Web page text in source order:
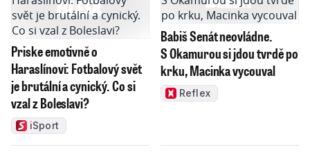
Priske emotivně o
Haraslínovi: Fotbalový svět
je brutální a cynický. Co si
vzal z Boleslavi?
iSport
Babiš Senát neovládne.
S Okamurou si jdou tvrdě po
krku, Macinka vycouval
Reflex